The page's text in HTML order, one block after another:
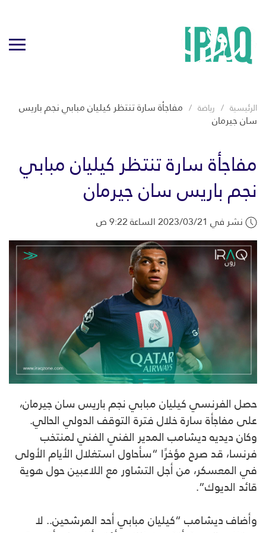
الرئيسية رياضة مفاجأة سارة تنتظر كيليان مبابي نجم باريس
سان جيرمان
مفاجأة سارة تنتظر كيليان مبابي
نجم باريس سان جيرمان
نشر في 2023/03/21 الساعة 9:22 ص
حصل الفرنسي كيليان مبابي نجم باريس سان جيرمان،
على مفاجأة سارة خلال فترة التوقف الدولي الحالي.
وكان ديديه ديشامب المدير الفني الفني لمنتخب
فرنسا، قد صرح مؤخرًا “سأحاول استغلال الأيام الأولى
في المعسكر، من أجل التشاور مع اللاعبين حول هوية
قائد الديوك”.
وأضاف ديشامب “كيليان مبابي أحد المرشحين.. لا